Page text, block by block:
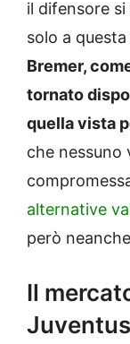
il difensore
solo a
Bremer,
tornato
quella vista
che nessuno
alternative
però
Il
Juventus